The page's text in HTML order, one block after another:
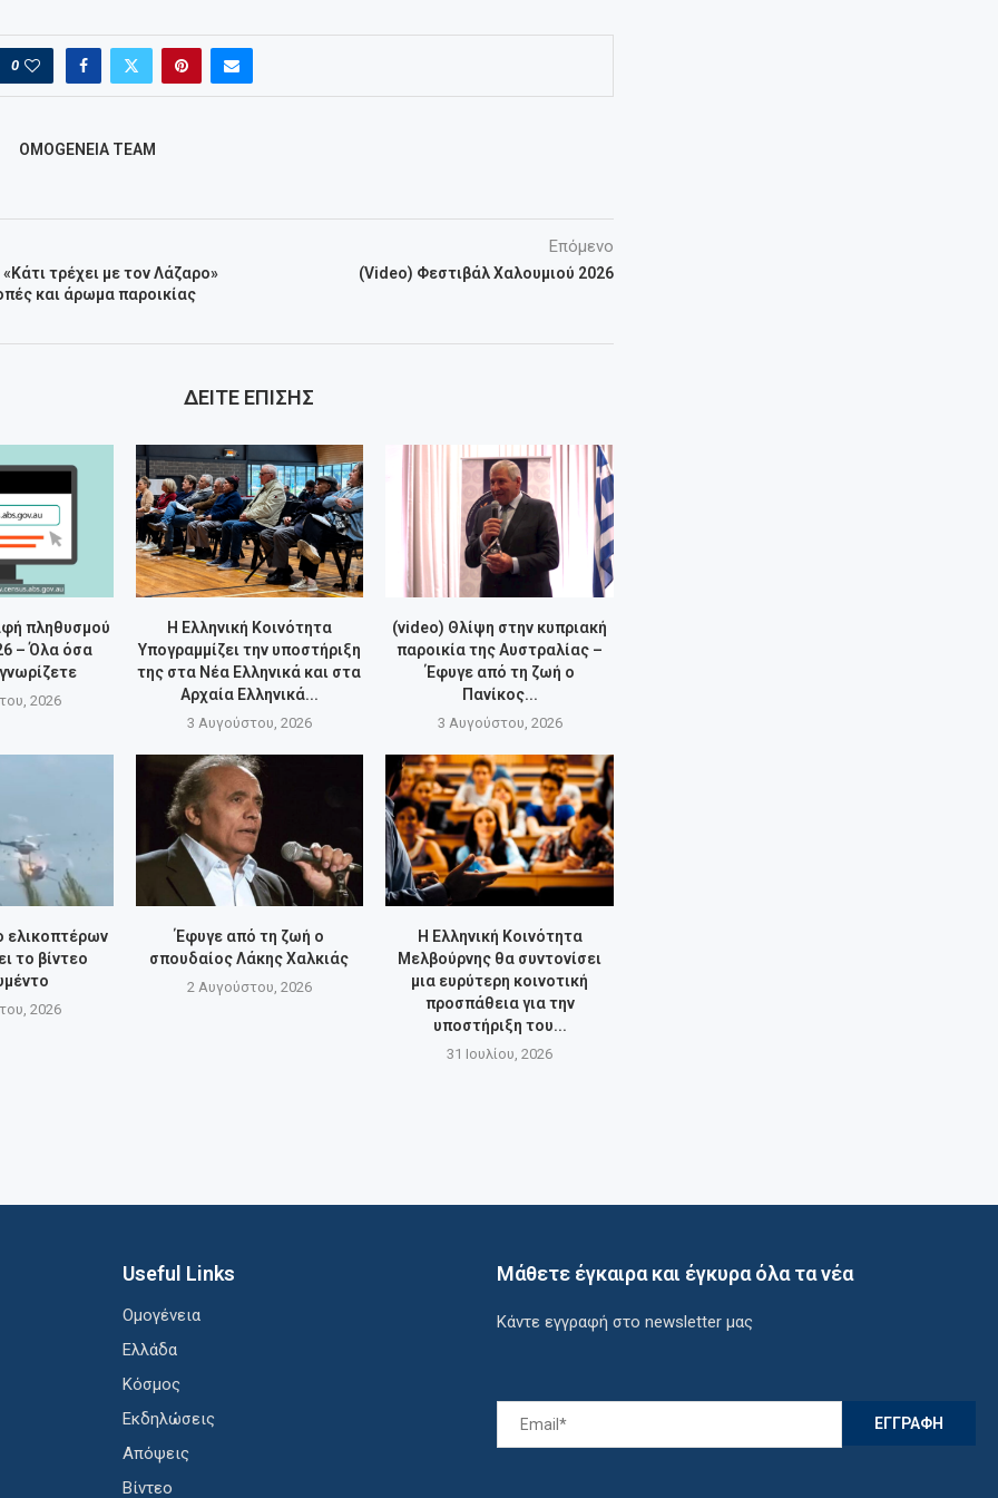
0
OMOGENEIA TEAM
τρέχει με τον Λάζαρο»
και άρωμα παροικίας
Επόμενο
(Video) Φεστιβάλ Χαλουμιού 2026
ΔΕΙΤΕ ΕΠΙΣΗΣ
πληθυσμού
– Όλα όσα
2026
Η Ελληνική Κοινότητα
Υπογραμμίζει την υποστήριξη
της στα Νέα Ελληνικά και στα
Αρχαία Ελληνικά...
3 Αυγούστου, 2026
(video) Θλίψη στην κυπριακή
παροικία της Αυστραλίας –
Έφυγε από τη ζωή ο
Πανίκος...
3 Αυγούστου, 2026
ελικοπτέρων
το βίντεο
2026
Έφυγε από τη ζωή ο
σπουδαίος Λάκης Χαλκιάς
2 Αυγούστου, 2026
Η Ελληνική Κοινότητα
Μελβούρνης θα συντονίσει
μια ευρύτερη κοινοτική
προσπάθεια για την
υποστήριξη του...
31 Ιουλίου, 2026
Useful Links
Ομογένεια
Ελλάδα
Κόσμος
Εκδηλώσεις
Απόψεις
Βίντεο
Μάθετε έγκαιρα και έγκυρα όλα τα νέα
Κάντε εγγραφή στο newsletter μας